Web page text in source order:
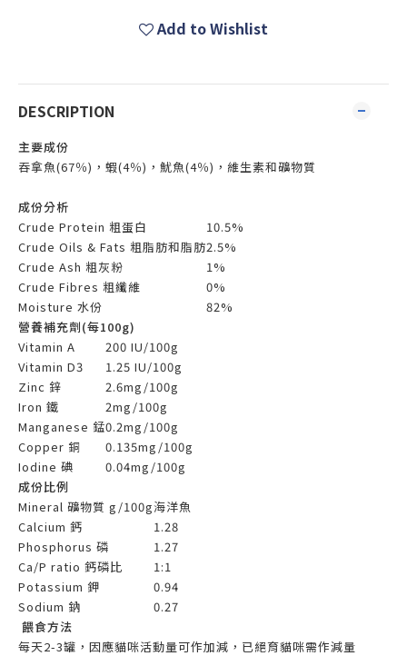
Add to Wishlist
DESCRIPTION
主要成份
吞拿魚(67％)，蝦(4％)，魷魚(4％)，維生素和礦物質
成份分析
Crude Protein 粗蛋白
10.5%
Crude Oils & Fats 粗脂肪和脂肪2.5%
Crude Ash 粗灰粉
1%
Crude Fibres 粗纖維
0%
Moisture 水份
82%
營養補充劑(每100g)
Vitamin A
200 IU/100g
Vitamin D3
1.25 IU/100g
Zinc 鋅
2.6mg/100g
Iron 鐵
2mg/100g
Manganese 錳0.2mg/100g
Copper 銅
0.135mg/100g
Iodine 碘
0.04mg/100g
成份比例
Mineral 礦物質 g/100g海洋魚
Calcium 鈣
1.28
Phosphorus 磷
1.27
Ca/P ratio 鈣磷比
1:1
Potassium 鉀
0.94
Sodium 鈉
0.27
餵食方法
每天2-3罐，因應貓咪活動量可作加減，已絕育貓咪需作減量